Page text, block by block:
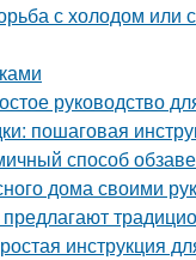
с холодом или
руководство
пошаговая
способ
дома своими
инструкция